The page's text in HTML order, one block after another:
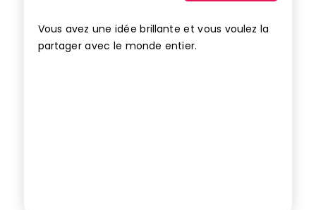
Vous avez une idée brillante et vous voulez la
partager avec le monde entier.